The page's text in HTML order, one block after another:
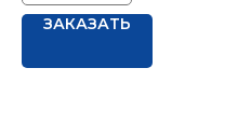
ЗАКАЗАТЬ